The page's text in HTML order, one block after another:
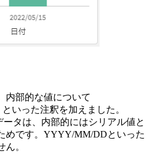
内部的な値について
いった注釈を加えました。
タは、内部的にはシリアル値と
めです。YYYY/MM/DDといった
。